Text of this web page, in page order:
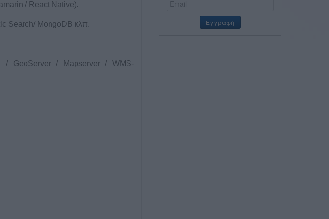
/ React Native).
Search/ MongoDB κλπ.
/ GeoServer / Mapserver / WMS-